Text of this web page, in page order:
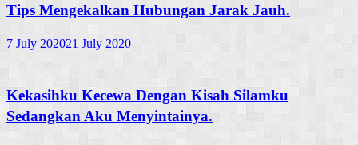
Tips Mengekalkan Hubungan Jarak Jauh.
7 July 202021 July 2020
Kekasihku Kecewa Dengan Kisah Silamku
Sedangkan Aku Menyintainya.